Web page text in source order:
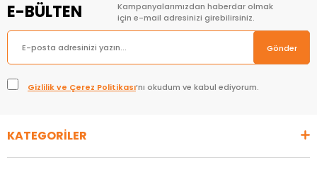
E-BÜLTEN
Kampanyalarımızdan haberdar olmak
için e-mail adresinizi girebilirsiniz.
Gönder
Gizlilik ve Çerez Politikası’nı okudum ve kabul ediyorum.
KATEGORİLER